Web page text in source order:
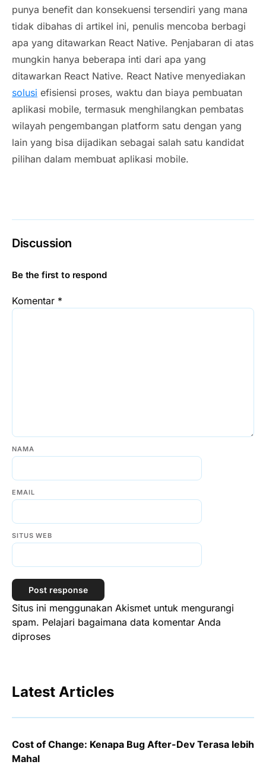
punya benefit dan konsekuensi tersendiri yang mana
tidak dibahas di artikel ini, penulis mencoba berbagi
apa yang ditawarkan React Native. Penjabaran di atas
mungkin hanya beberapa inti dari apa yang
ditawarkan React Native. React Native menyediakan
solusi efisiensi proses, waktu dan biaya pembuatan
aplikasi mobile, termasuk menghilangkan pembatas
wilayah pengembangan platform satu dengan yang
lain yang bisa dijadikan sebagai salah satu kandidat
pilihan dalam membuat aplikasi mobile.
Discussion
Be the first to respond
Komentar *
NAMA
EMAIL
SITUS WEB
Situs ini menggunakan Akismet untuk mengurangi
spam. Pelajari bagaimana data komentar Anda
diproses
Latest Articles
Cost of Change: Kenapa Bug After-Dev Terasa lebih
Mahal